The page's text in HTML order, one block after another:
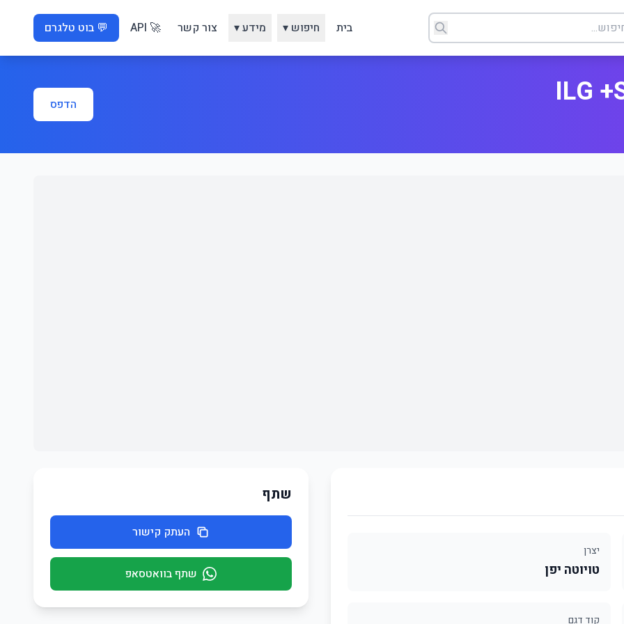
בית חיפוש ▾ מידע ▾ צור קשר 🚀 API 💬 בוט טלגרם
הדפס
יצרן
טויוטה יפן
קוד דגם
שתף
העתק קישור
שתף בוואטסאפ